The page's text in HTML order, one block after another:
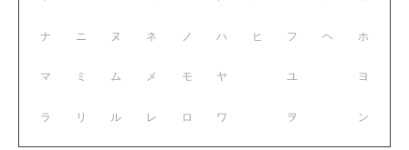
ナ ニ ヌ ネ ノ
マ ミ ム メ モ
ラ リ ル レ ロ
ハ ヒ フ ヘ ホ
ヤ ユ ヨ
ワ ヲ ン